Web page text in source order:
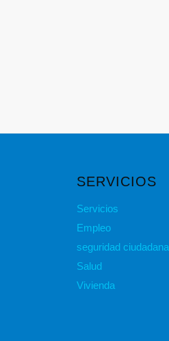
SERVICIOS
Servicios
Empleo
seguridad ciudadana
Salud
Vivienda